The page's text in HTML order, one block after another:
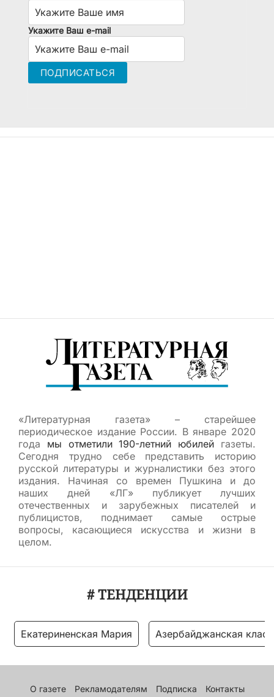
Укажите Ваш e-mail
«Литературная газета» – старейшее
периодическое издание России. В январе 2020
года мы отметили 190-летний юбилей газеты.
Сегодня трудно себе представить историю
русской литературы и журналистики без этого
издания. Начиная со времен Пушкина и до
наших дней «ЛГ» публикует лучших
отечественных и зарубежных писателей и
публицистов, поднимает самые острые
вопросы, касающиеся искусства и жизни в
целом.
# ТЕНДЕНЦИИ
Екатериненская Мария Азербайджанская
О газете Рекламодателям Подписка Контакты